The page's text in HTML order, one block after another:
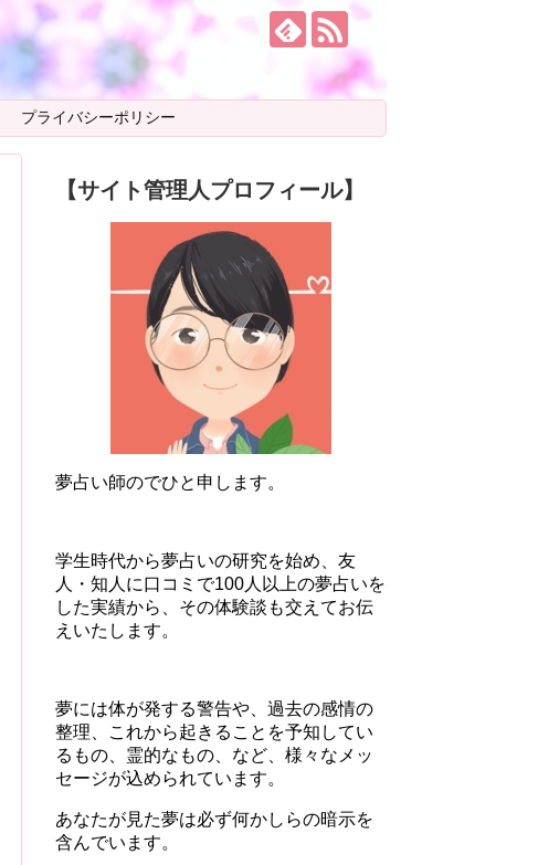
プライバシーポリシー
【サイト管理人プロフィール】
夢占い師のでひと申します。
学生時代から夢占いの研究を始め、友
人・知人に口コミで100人以上の夢占いを
した実績から、その体験談も交えてお伝
えいたします。
夢には体が発する警告や、過去の感情の
整理、これから起きることを予知してい
るもの、霊的なもの、など、様々なメッ
セージが込められています。
あなたが見た夢は必ず何かしらの暗示を
含んでいます。